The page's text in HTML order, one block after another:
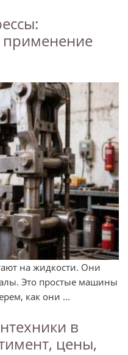
применение
на жидкости. Они
Это простые машины
как они ...
в
цены,